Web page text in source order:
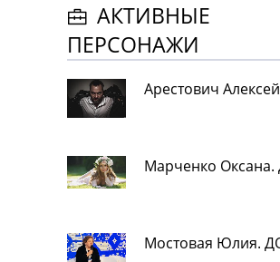
АКТИВНЫЕ
ПЕРСОНАЖИ
Арестович
Марченко
Мостовая Юлия.